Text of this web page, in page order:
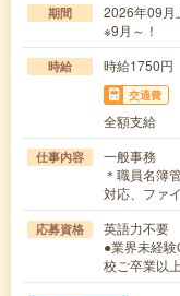
期間
2026年09
※9月～！
時給 時給1750
交通費
全額支給
仕事内容
一般事務
＊職員名簿
対応、ファ
応募資格
英語力不要
●業界未経
校ご卒業以